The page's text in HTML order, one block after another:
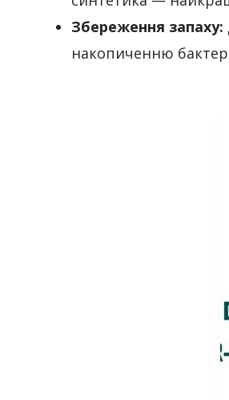
Збереження запаху:
накопиченню